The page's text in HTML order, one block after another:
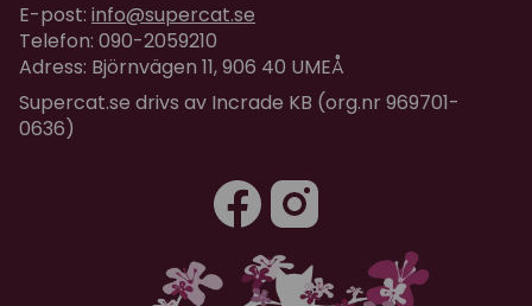
E-post: info@supercat.se
Telefon: 090-2059210
Adress: Björnvägen 11, 906 40 UMEÅ
Supercat.se drivs av Incrade KB (org.nr 969701-
0636)